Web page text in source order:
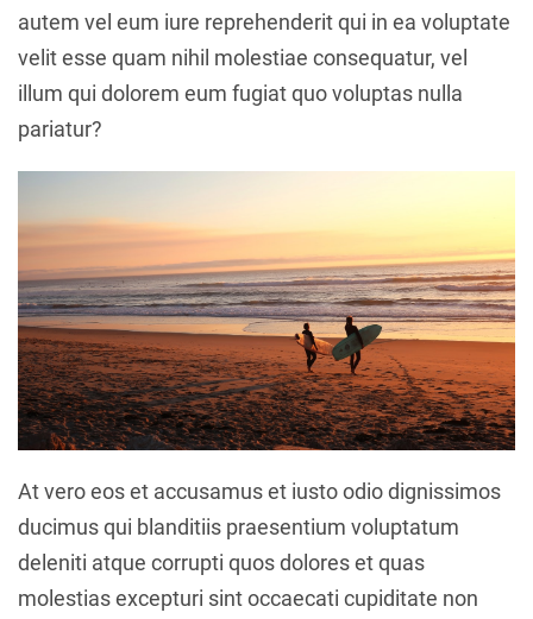
autem vel eum iure reprehenderit qui in ea voluptate
velit esse quam nihil molestiae consequatur, vel
illum qui dolorem eum fugiat quo voluptas nulla
pariatur?
At vero eos et accusamus et iusto odio dignissimos
ducimus qui blanditiis praesentium voluptatum
deleniti atque corrupti quos dolores et quas
molestias excepturi sint occaecati cupiditate non